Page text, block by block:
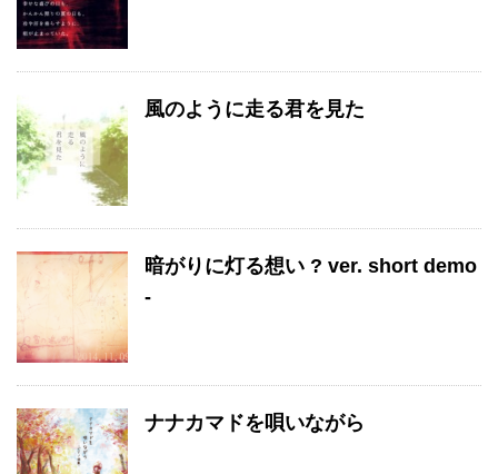
風のように走る君を見た
暗がりに灯る想い ? ver. short demo
-
ナナカマドを唄いながら